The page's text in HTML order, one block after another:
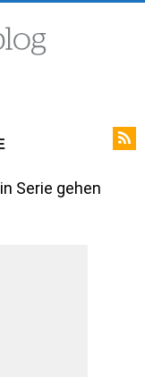
Serie gehen